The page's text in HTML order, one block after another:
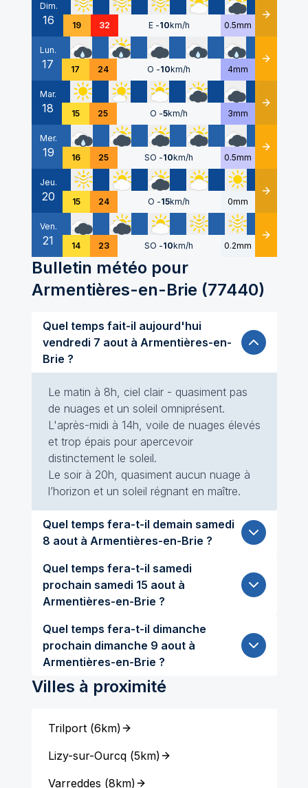
Dim.
16 19 32 E -10km/h 0.5mm Détails
Lun.
17 17 24 O -10km/h 4mm Détails
Mar.
18 15 25 O -5km/h 3mm Détails
Mer.
19 16 25 SO -10km/h 0.5mm Détails
Jeu.
20 15 24 O -15km/h 0mm Détails
Ven.
21 14 23 SO -10km/h 0.2mm Détails
Bulletin météo pour
Armentières-en-Brie (77440)
Quel temps fait-il aujourd'hui
vendredi 7 aout à Armentières-en-
Brie ?
Le matin à 8h, ciel clair - quasiment pas
de nuages et un soleil omniprésent.
L'après-midi à 14h, voile de nuages élevés
et trop épais pour apercevoir
distinctement le soleil.
Le soir à 20h, quasiment aucun nuage à
l’horizon et un soleil régnant en maître.
Quel temps fera-t-il demain samedi
8 aout à Armentières-en-Brie ?
Quel temps fera-t-il samedi
prochain samedi 15 aout à
Armentières-en-Brie ?
Quel temps fera-t-il dimanche
prochain dimanche 9 aout à
Armentières-en-Brie ?
Villes à proximité
Trilport(6km)
Lizy-sur-Ourcq(5km)
Varreddes (8km)